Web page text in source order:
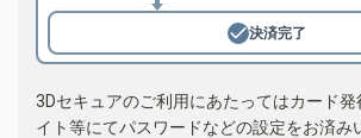
決済完了
3Dセキュアのご利用にあたってはカード
イト等にてパスワードなどの設定をお済み